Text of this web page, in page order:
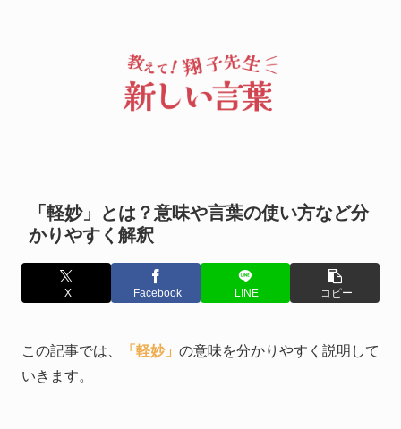
「軽妙」とは？意味や言葉の使い方など分
かりやすく解釈
X Facebook LINE コピー
この記事では、 「軽妙」 の意味を分かりやすく説明して
いきます。